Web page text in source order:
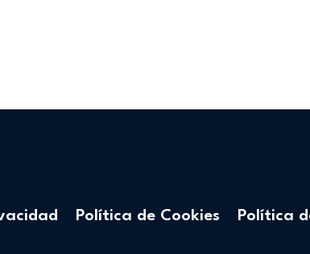
Política de Cookies Política